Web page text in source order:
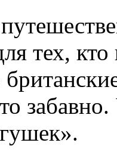
тех,